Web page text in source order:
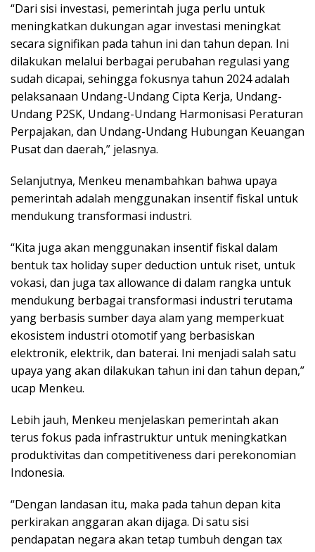
“Dari sisi investasi, pemerintah juga perlu untuk
meningkatkan dukungan agar investasi meningkat
secara signifikan pada tahun ini dan tahun depan. Ini
dilakukan melalui berbagai perubahan regulasi yang
sudah dicapai, sehingga fokusnya tahun 2024 adalah
pelaksanaan Undang-Undang Cipta Kerja, Undang-
Undang P2SK, Undang-Undang Harmonisasi Peraturan
Perpajakan, dan Undang-Undang Hubungan Keuangan
Pusat dan daerah,” jelasnya.
Selanjutnya, Menkeu menambahkan bahwa upaya
pemerintah adalah menggunakan insentif fiskal untuk
mendukung transformasi industri.
“Kita juga akan menggunakan insentif fiskal dalam
bentuk tax holiday super deduction untuk riset, untuk
vokasi, dan juga tax allowance di dalam rangka untuk
mendukung berbagai transformasi industri terutama
yang berbasis sumber daya alam yang memperkuat
ekosistem industri otomotif yang berbasiskan
elektronik, elektrik, dan baterai. Ini menjadi salah satu
upaya yang akan dilakukan tahun ini dan tahun depan,”
ucap Menkeu.
Lebih jauh, Menkeu menjelaskan pemerintah akan
terus fokus pada infrastruktur untuk meningkatkan
produktivitas dan competitiveness dari perekonomian
Indonesia.
“Dengan landasan itu, maka pada tahun depan kita
perkirakan anggaran akan dijaga. Di satu sisi
pendapatan negara akan tetap tumbuh dengan tax